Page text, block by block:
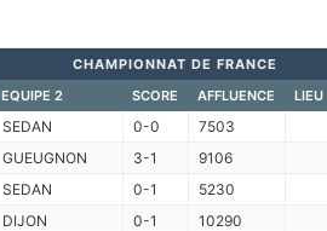
CHAMPIONNAT DE FRANCE
EQUIPE 2 SCORE AFFLUENCE LIEU
SEDAN 0-0
7503
GUEUGNON 3-1
9106
SEDAN 0-1
5230
DIJON 0-1
10290